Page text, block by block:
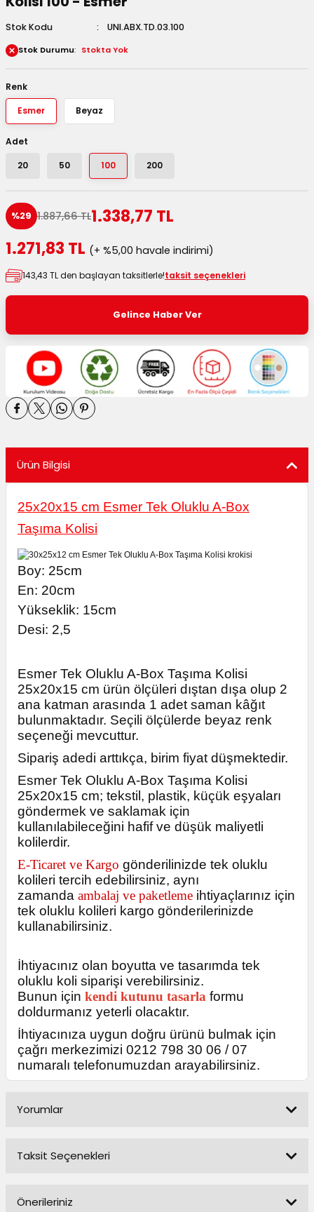
Kutuları
Masura Kapaklı
ve Koliler
Stok Kodu UNI.ABX.TD.03.100
Stok Durumu Stokta Yok
Renk
Esmer Beyaz
Adet
20 50 100 200
%29 1.887,66 TL1.338,77 TL
1.271,83 TL (+ %5,00 havale indirimi)
143,43 TL den başlayan taksitlerle!taksit seçenekleri
Gelince Haber Ver
Ürün Bilgisi
25x20x15 cm Esmer Tek Oluklu A-Box
Taşıma Kolisi
Boy: 25cm
En: 20cm
Yükseklik: 15cm
Desi: 2,5
Esmer Tek Oluklu A-Box Taşıma Kolisi
25x20x15 cm ürün ölçüleri dıştan dışa olup 2
ana katman arasında 1 adet saman kâğıt
bulunmaktadır. Seçili ölçülerde beyaz renk
seçeneği mevcuttur.
Sipariş adedi arttıkça, birim fiyat düşmektedir.
Esmer Tek Oluklu A-Box Taşıma Kolisi
25x20x15 cm; tekstil, plastik, küçük eşyaları
göndermek ve saklamak için
kullanılabileceğini hafif ve düşük maliyetli
kolilerdir.
E-Ticaret ve Kargo gönderilinizde tek oluklu
kolileri tercih edebilirsiniz, aynı
zamanda ambalaj ve paketleme ihtiyaçlarınız için
tek oluklu kolileri kargo gönderilerinizde
kullanabilirsiniz.
İhtiyacınız olan boyutta ve tasarımda tek
oluklu koli siparişi verebilirsiniz.
Bunun için kendi kutunu tasarla formu
doldurmanız yeterli olacaktır.
İhtiyacınıza uygun doğru ürünü bulmak için
çağrı merkezimizi 0212 798 30 06 / 07
numaralı telefonumuzdan arayabilirsiniz.
Yorumlar
Taksit Seçenekleri
Önerileriniz